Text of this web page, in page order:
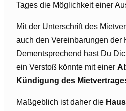
Tages die Möglichkeit einer
Mit der Unterschrift des
auch den Vereinbarungen der
Dementsprechend hast Du
ein Verstoß könnte mit einer
Kündigung des
Maßgeblich ist daher die